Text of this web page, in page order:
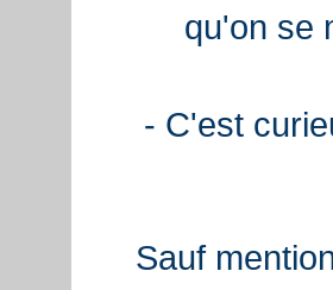
qu'on se
- C'est
Sauf